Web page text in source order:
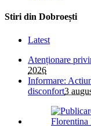
Stiri din Dobroești
Latest
Atenționare
2026
Informare:
disconfort3